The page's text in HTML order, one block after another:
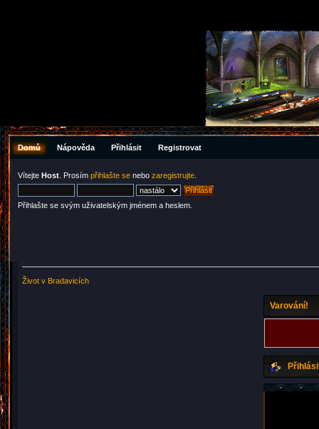
Domů Nápověda Přihlásit Registrovat
Vítejte Host . Prosím přihlašte se nebo zaregistrujte
Přihlašte se svým uživatelským jménem a heslem.
Život v Bradavicích
Varování!